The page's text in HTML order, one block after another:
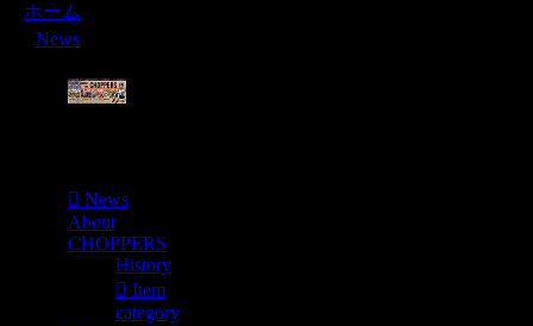
ホーム
News
News
About
CHOPPERS
History
Item
category